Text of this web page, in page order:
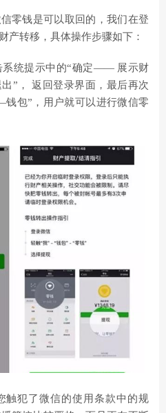
零钱是可以取回的，我们在登
产转移，具体操作步骤如下：
系统提示中的“确定—— 展示财
”， 返回登录界面，最后再次
包”，用户就可以进行微信零
触犯了微信的使用条款中的规